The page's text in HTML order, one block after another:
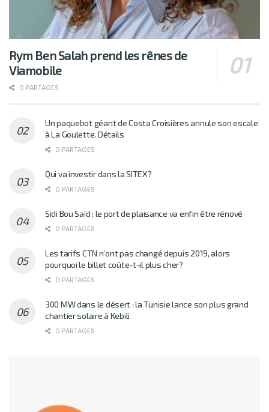
Rym Ben Salah prend les rênes de
Viamobile
0 PARTAGES
Un paquebot géant de Costa Croisières annule son escale
à La Goulette. Détails
0 PARTAGES
Qui va investir dans la SITEX?
0 PARTAGES
Sidi Bou Saïd : le port de plaisance va enfin être rénové
0 PARTAGES
Les tarifs CTN n’ont pas changé depuis 2019, alors
pourquoi le billet coûte-t-il plus cher?
0 PARTAGES
300 MW dans le désert : la Tunisie lance son plus grand
chantier solaire à Kebili
0 PARTAGES